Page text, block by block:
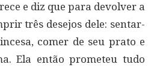
e diz que para devolver a
três desejos dele: sentar-
comer de seu prato e
Ela então prometeu tudo